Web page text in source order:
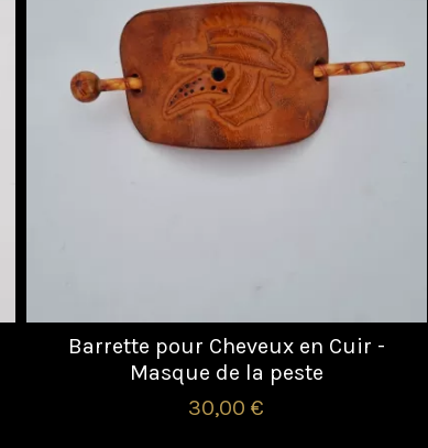
Barrette pour Cheveux en Cuir -
Masque de la peste
30,00 €